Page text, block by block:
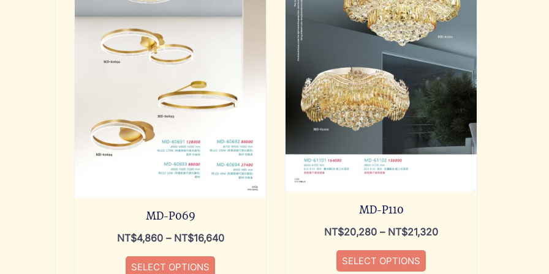
MD-P069
NT$4,860– NT$16,640
SELECT OPTIONS
MD-P110
NT$20,280 – NT$21,320
SELECT OPTIONS